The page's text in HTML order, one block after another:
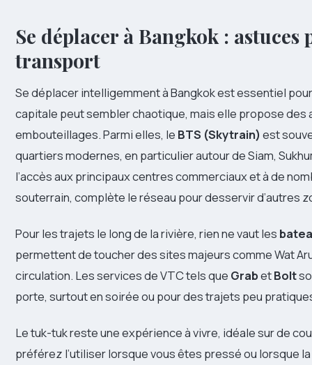
Se déplacer à Bangkok :
transport
Se déplacer intelligemment à Bangkok est essentiel
capitale peut sembler chaotique, mais elle propose
embouteillages. Parmi elles, le BTS (Skytrain) est
quartiers modernes, en particulier autour de Siam,
l’accès aux principaux centres commerciaux et à de
souterrain, complète le réseau pour desservir d’autres
Pour les trajets le long de la rivière, rien ne vaut les
permettent de toucher des sites majeurs comme Wat
circulation. Les services de VTC tels que GrabetBolt
porte, surtout en soirée ou pour des trajets peu
Le tuk-tuk reste une expérience à vivre, idéale sur de
préférez l’utiliser lorsque vous êtes pressé ou lorsque